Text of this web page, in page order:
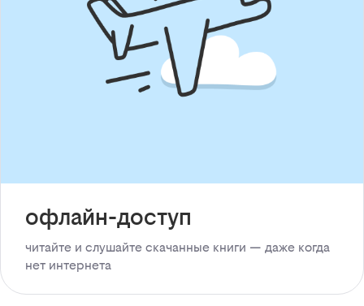
офлайн-доступ
читайте и слушайте скачанные книги — даже когда
нет интернета